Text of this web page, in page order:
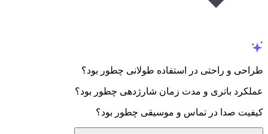
طراحی و راحتی در استفاده طولانی چطور بود؟
عملکرد باتری و مدت زمان شارژدهی چطور بود؟
کیفیت صدا در تماس و موسیقی چطور بود؟